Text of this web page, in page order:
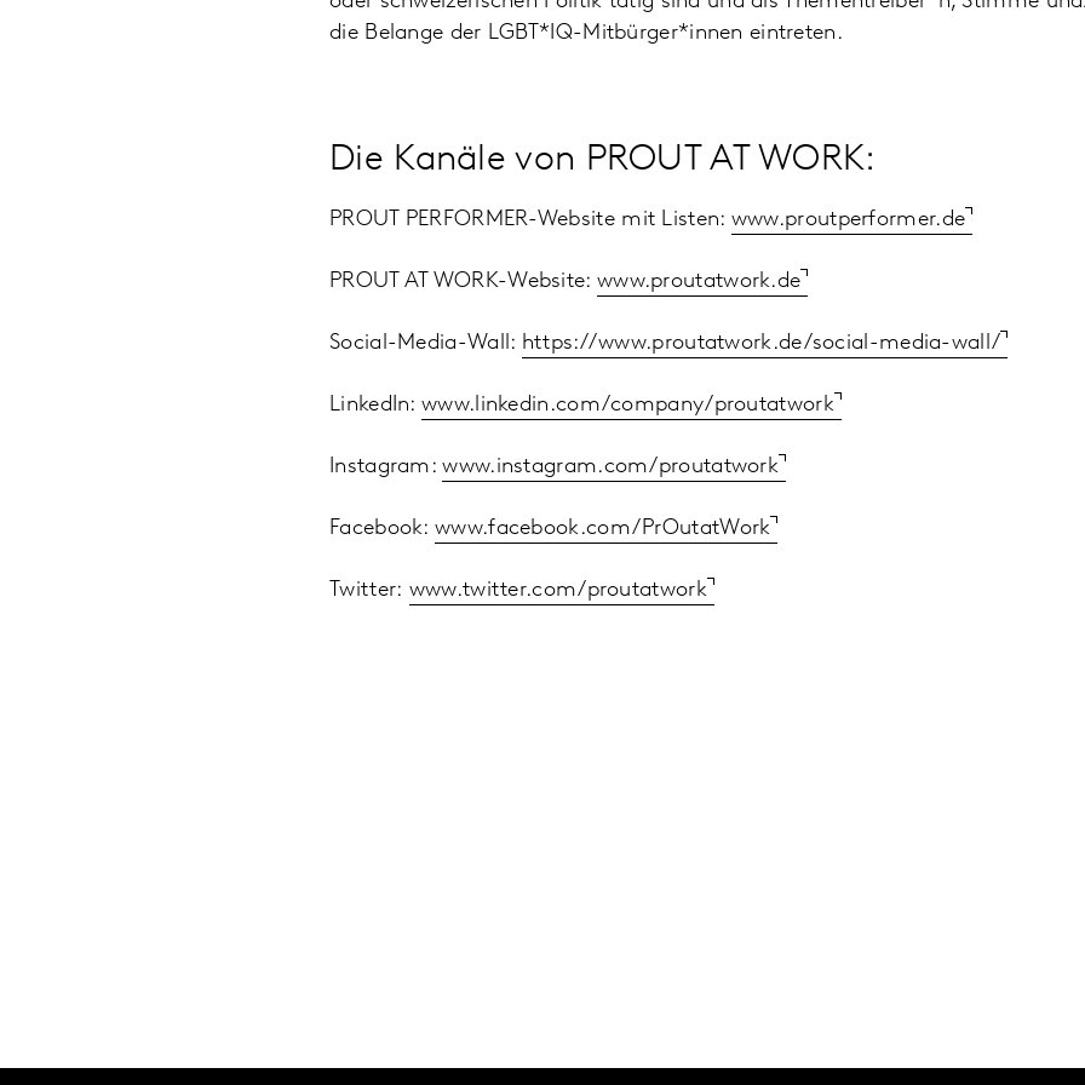
die Belange der LGBT*IQ-Mitbürger*innen eintreten.
Die Kanäle von PROUT AT WORK:
PROUT PERFORMER-Website mit Listen: www.proutperformer.de
PROUT AT WORK-Website: www.proutatwork.de
Social-Media-Wall: https://www.proutatwork.de/social-media-wall/
LinkedIn:www.linkedin.com/company/proutatwork
Instagram:www.instagram.com/proutatwork
Facebook:www.facebook.com/PrOutatWork
Twitter: www.twitter.com/proutatwork